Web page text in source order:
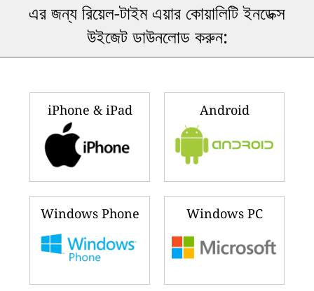
এর জন্য রিয়েল-টাইম এয়ার কোয়ালিটি ইনডেক্স
উইজেট ডাউনলোড করুন:
iPhone & iPad Android
Windows Phone Windows PC